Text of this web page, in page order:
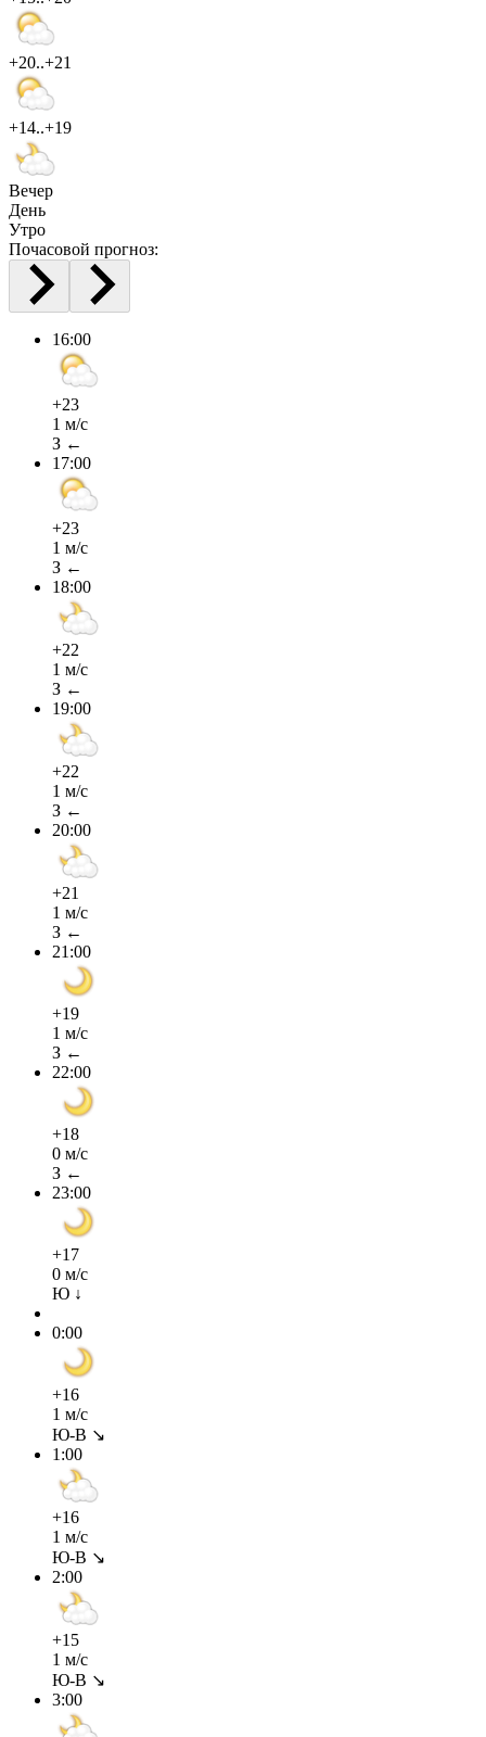
+20..+21
+14..+19
Вечер
День
Утро
Почасовой прогноз:
16:00
+23
1 м/с
З ←
17:00
+23
1 м/с
З ←
18:00
+22
1 м/с
З ←
19:00
+22
1 м/с
З ←
20:00
+21
1 м/с
З ←
21:00
+19
1 м/с
З ←
22:00
+18
0 м/с
З ←
23:00
+17
0 м/с
Ю ↓
0:00
+16
1 м/с
Ю-В ↘
1:00
+16
1 м/с
Ю-В ↘
2:00
+15
1 м/с
Ю-В ↘
3:00